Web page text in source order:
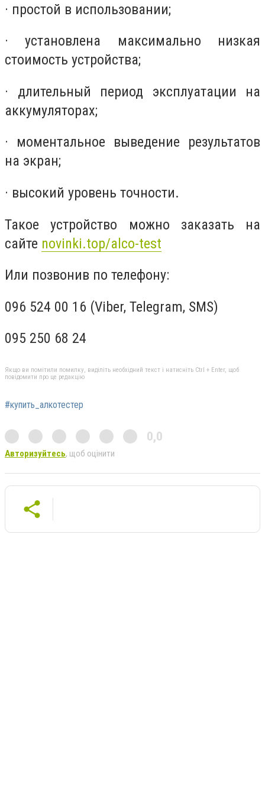
· простой в использовании;
· установлена максимально низкая
стоимость устройства;
· длительный период эксплуатации на
аккумуляторах;
· моментальное выведение результатов
на экран;
· высокий уровень точности.
Такое устройство можно заказать на
сайте novinki.top/alco-test
Или позвонив по телефону:
096 524 00 16 (Viber, Telegram, SMS)
095 250 68 24
Якщо ви помітили помилку, виділіть необхідний текст і натисніть Ctrl + Enter, щоб
повідомити про це редакцію
#купить_алкотестер
0,0
Авторизуйтесь, щоб оцінити